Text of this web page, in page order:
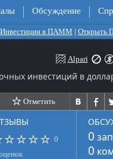
Обсуждение
Инвестиции в ПАММ |
инвестиций в
Alpari
Отметить
0
0
0